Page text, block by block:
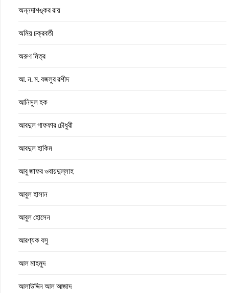
অন্নদাশঙ্কর রায়
অমিয় চক্রবর্তী
অরুণ মিত্র
আ. ন. ম. বজলুর রশীদ
আনিসুল হক
আবদুল গাফফার চৌধুরী
আবদুল হাকিম
আবু জাফর ওবায়দুল্লাহ
আবুল হাসান
আবুল হোসেন
আরণ্যক বসু
আল মাহমুদ
আলাউদ্দিন আল আজাদ